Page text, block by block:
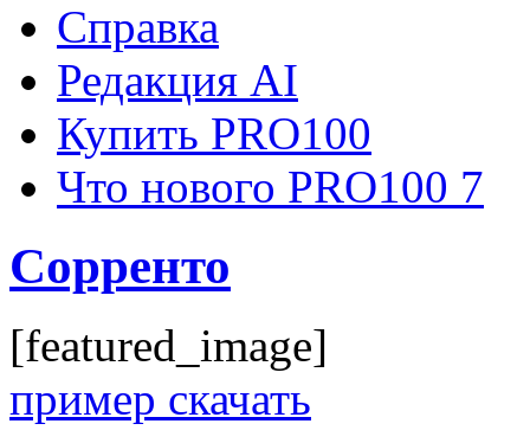
Справка
Редакция AI
Купить PRO100
Что нового PRO100 7
Сорренто
[featured_image]
пример скачать